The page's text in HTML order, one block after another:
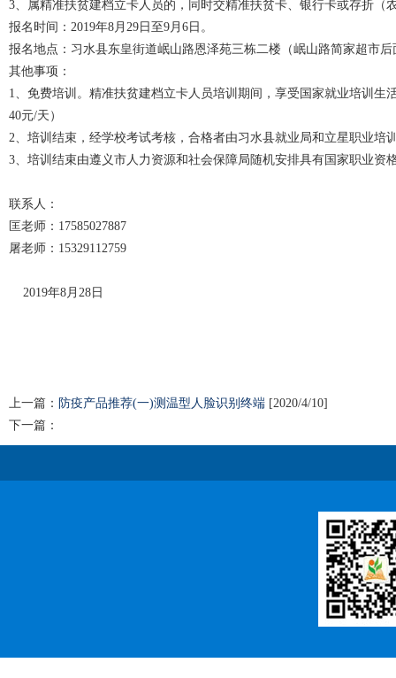
3、属精准扶贫建档立卡人员的，同时交精准扶贫卡、银行卡或存折（
报名时间：2019年8月29日至9月6日。
报名地点：习水县东皇街道岷山路恩泽苑三栋二楼（岷山路简家超市
其他事项：
1、免费培训。精准扶贫建档立卡人员培训期间，享受国家就业培训生
40元/天）
2、培训结束，经学校考试考核，合格者由习水县就业局和立星职业培
3、培训结束由遵义市人力资源和社会保障局随机安排具有国家职业
联系人：
匡老师：17585027887
屠老师：15329112759
2019年8月28日
上一篇： 防疫产品推荐(一)测温型人脸识别终端 [2020/4/10]
下一篇：